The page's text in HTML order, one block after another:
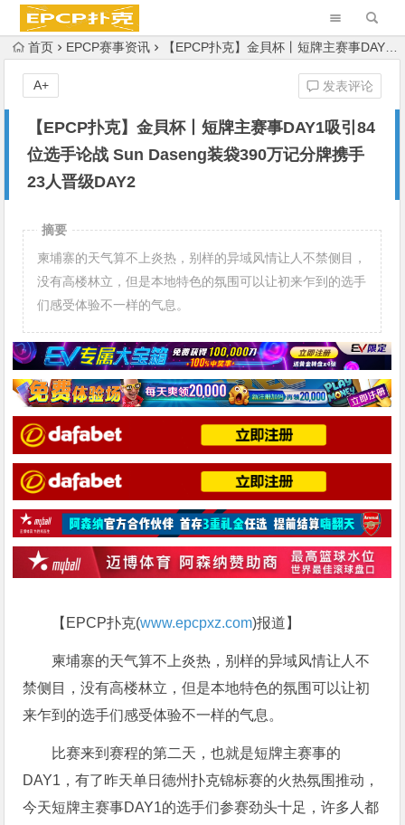
首页 EPCP赛事资讯 【EPCP扑克】金貝杯丨短牌主赛事DAY1吸引84位选手论战 Sun Daseng装袋390万记分牌携手23人晋级DAY2
【EPCP扑克】金貝杯丨短牌主赛事DAY1吸引84
位选手论战 Sun Daseng装袋390万记分牌携手
23人晋级DAY2
发表评论
A+
摘要
柬埔寨的天气算不上炎热，别样的异域风情让人不禁侧目，
没有高楼林立，但是本地特色的氛围可以让初来乍到的选手
们感受体验不一样的气息。
【EPCP扑克(www.epcpxz.com)报道】
柬埔寨的天气算不上炎热，别样的异域风情让人不
禁侧目，没有高楼林立，但是本地特色的氛围可以让初
来乍到的选手们感受体验不一样的气息。
比赛来到赛程的第二天，也就是短牌主赛事的
DAY1，有了昨天单日德州扑克锦标赛的火热氛围推动，
今天短牌主赛事DAY1的选手们参赛劲头十足，许多人都